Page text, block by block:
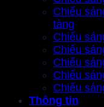
Chiếu
tàng
Chiếu
Chiếu
Chiếu
Chiếu
Chiếu
Thông tin